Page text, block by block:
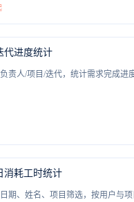
代进度统计
责人/项目/迭代，统计需求完成进
消耗工时统计
期、姓名、项目筛选，按用户与